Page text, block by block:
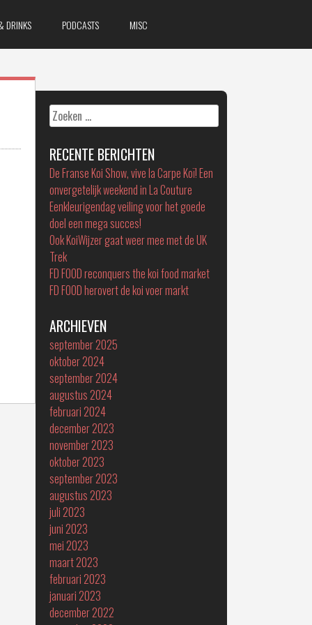
DRINKS PODCASTS MISC
Zoeken
naar:
RECENTE BERICHTEN
De Franse Koi Show, vive la Carpe Koï! Een
onvergetelijk weekend in La Couture
Eenkleurigendag veiling voor het goede
doel een mega succes!
Ook KoiWijzer gaat weer mee met de UK
Trek
FD FOOD reconquers the koi food market
FD FOOD herovert de koi voer markt
ARCHIEVEN
september 2025
oktober 2024
september 2024
augustus 2024
februari 2024
december 2023
november 2023
oktober 2023
september 2023
augustus 2023
juli 2023
juni 2023
mei 2023
maart 2023
februari 2023
januari 2023
december 2022